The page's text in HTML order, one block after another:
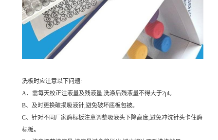
洗板时应注意以下问题:
A、需每天校正注液量及残液量,洗涤后残液量不得大于2μl。
B、及时更换破损吸液针,避免破坏底板包被。
C、针对不同厂家酶标板注意调整吸液头下降高度,避免冲洗针头卡住酶
标板。